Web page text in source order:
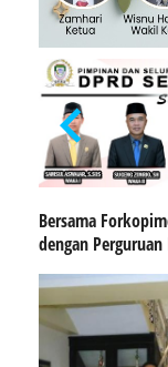
Bersama
dengan